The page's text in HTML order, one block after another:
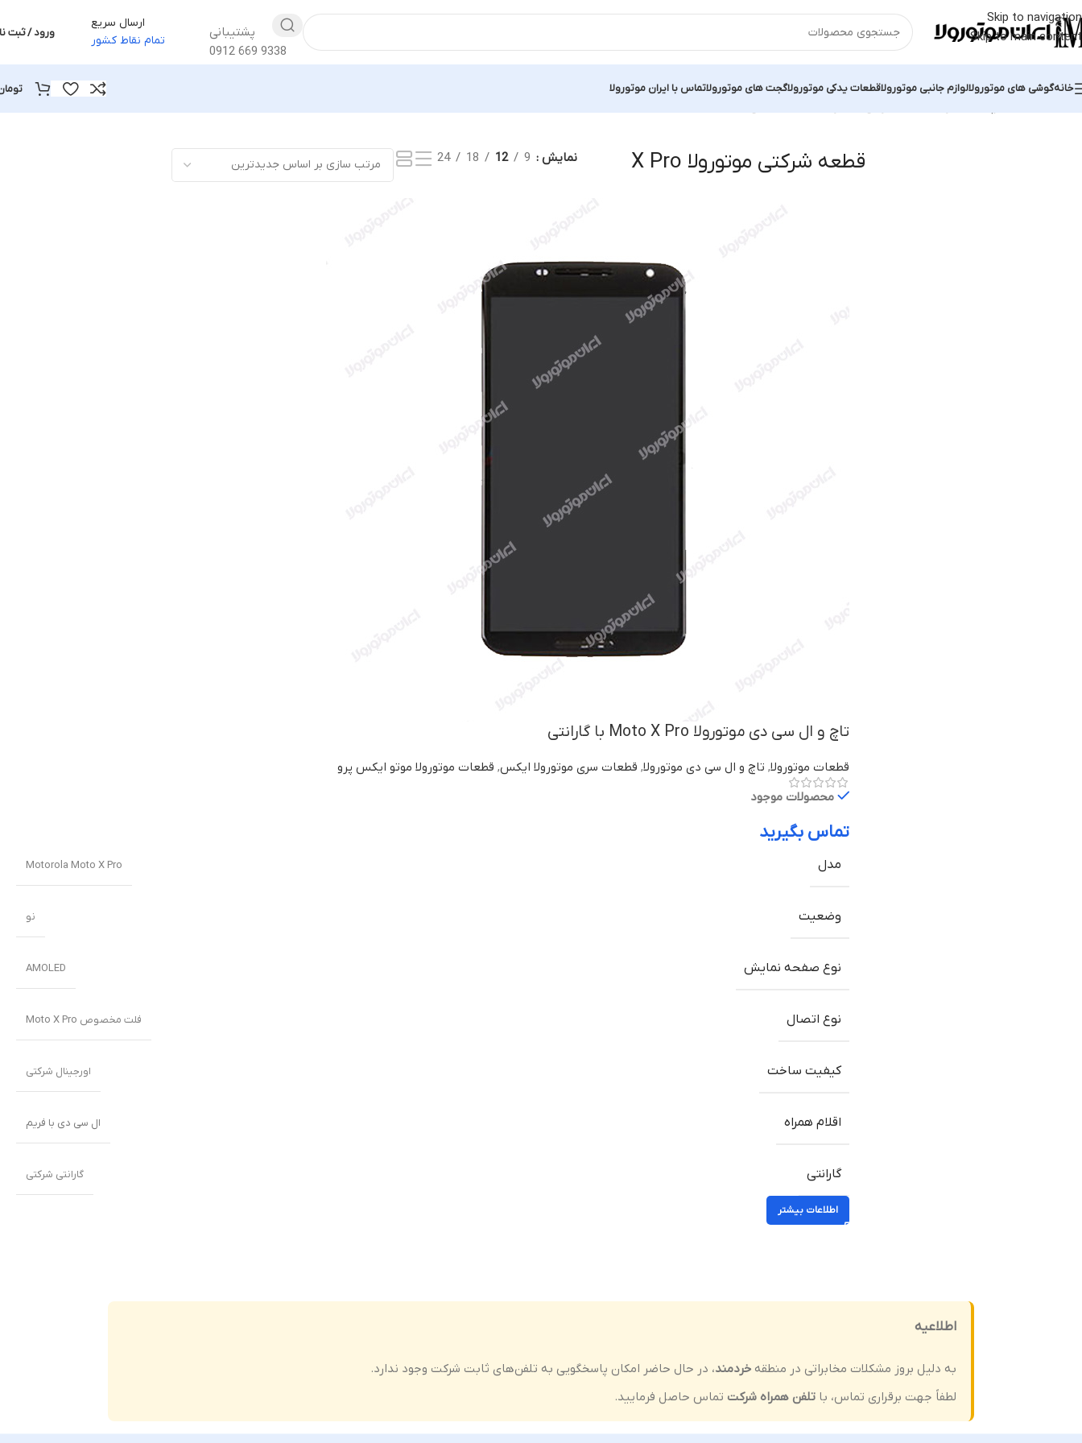
Skip to navigation
Skip to main content
پشتیبانی
0912 669 9338
ارسال سریع
تمام نقاط کشور
ورود / ثبت
خانهگوشی های موتورولالوازم جانبی موتورولاقطعات یدکی موتورولاگجت های موتورولاتماس با ایران موتورولا
قطعه شرکتی موتورولا X Pro نمایش 9
12
18
24
تاچ و ال سی دی موتورولا Moto X Pro با گارانتی
قطعات موتورولا, تاچ و ال سی دی موتورولا, قطعات سری موتورولا ایکس, قطعات موتورولا موتو ایکس پرو
محصولات موجود
تماس بگیرید
مدل Motorola Moto X Pro
وضعیت نو
نوع صفحه نمایش AMOLED
نوع اتصال فلت مخصوص Moto X Pro
کیفیت ساخت اورجینال شرکتی
اقلام همراه ال سی دی با فریم
گارانتی گارانتی شرکتی
اطلاعات بیشتر
اطلاعیه
به دلیل بروز مشکلات مخابراتی در منطقهخردمند، در حال حاضر امکان پاسخگویی به تلفن‌های ثابت شرکت وجود ندارد.
لطفاً جهت برقراری تماس، باتلفن همراه شرکت تماس حاصل فرمایید.